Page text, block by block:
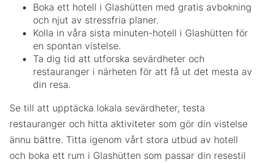
Boka ett hotell i Glashütten med gratis avbokning
och njut av stressfria planer.
Kolla in våra sista minuten-hotell i Glashütten för
en spontan vistelse.
Ta dig tid att utforska sevärdheter och
restauranger i närheten för att få ut det mesta av
din resa.
Se till att upptäcka lokala sevärdheter, testa
restauranger och hitta aktiviteter som gör din vistelse
ännu bättre. Titta igenom vårt stora utbud av hotell
och boka ett rum i Glashütten som passar din resestil